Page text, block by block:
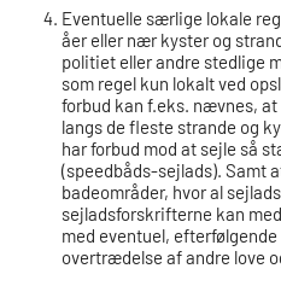
Eventuelle særlige lokale
åer eller nær kyster og
politiet eller andre stedlige
som regel kun lokalt ved
forbud kan f.eks. nævnes,
langs de fleste strande og
har forbud mod at sejle så
(speedbåds-sejlads). Samt
badeområder, hvor al
sejladsforskrifterne kan
med eventuel,
overtrædelse af andre love